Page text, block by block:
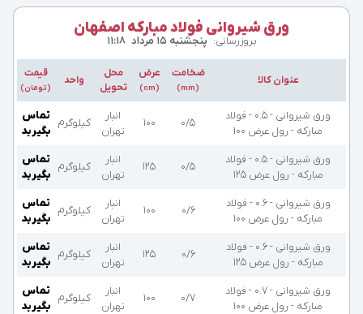
ورق شیروانی فولاد مبارکه اصفهان
بروزرسانی: پنجشنبه ۱۵ مرداد ۱۱:۱۸
عنوان کالا
ضخامت
(mm)
عرض
(cm)
محل
تحویل
واحد
قیمت
(تومان)
ورق شیروانی - 0.5 - فولاد
مبارکه - رول عرض 100
۰/۵ ۱۰۰
انبار
تهران
کیلوگرم
تماس
بگیرید
ورق شیروانی - 0.5 - فولاد
مبارکه - رول عرض 125
۰/۵ ۱۲۵
انبار
تهران
کیلوگرم
تماس
بگیرید
ورق شیروانی - 0.6 - فولاد
مبارکه - رول عرض 100
۰/۶ ۱۰۰
انبار
تهران
کیلوگرم
تماس
بگیرید
ورق شیروانی - 0.6 - فولاد
مبارکه - رول عرض 125
۰/۶ ۱۲۵
انبار
تهران
کیلوگرم
تماس
بگیرید
ورق شیروانی - 0.7 - فولاد
مبارکه - رول عرض 100
۰/۷ ۱۰۰
انبار
تهران
کیلوگرم
تماس
بگیرید